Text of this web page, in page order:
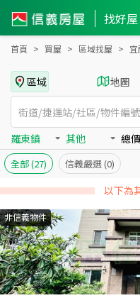
找好屋
宜蘭縣羅東
首頁 買屋 區域找屋
區域 地圖
羅東鎮 其他 總價
全部(27) 信義嚴選 (0)
以下為
非信義物件
宜蘭縣羅東鎮買房：其他物